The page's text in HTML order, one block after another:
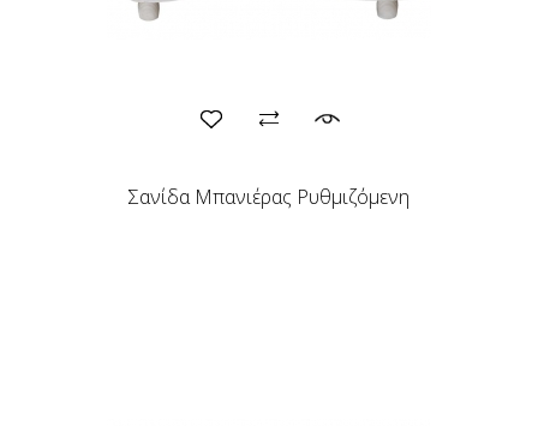
Σανίδα Μπανιέρας Ρυθμιζόμενη